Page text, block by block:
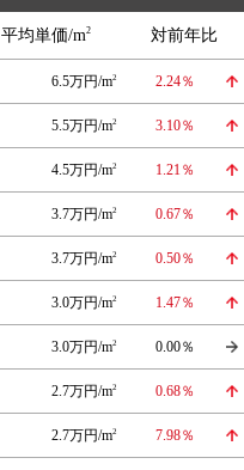
平均単価/m2 対前年比
6.5万円/m2 2.24％
5.5万円/m2 3.10％
4.5万円/m2 1.21％
3.7万円/m2 0.67％
3.7万円/m2 0.50％
3.0万円/m2 1.47％
3.0万円/m2 0.00％
2.7万円/m2 0.68％
2.7万円/m2 7.98％